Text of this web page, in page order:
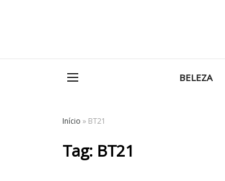
BELEZA
Início » BT21
Tag: BT21